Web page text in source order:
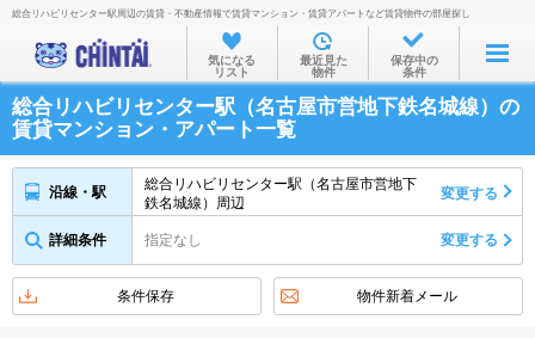
お部屋を探す
沿線・駅から
住所から
家賃相場から
不動産会社から
総合リハビリセンター駅周辺の賃貸・不動産情報で賃貸マンション・賃貸アパートなど賃貸物件の部屋探し
気になる
リスト
最近見た
物件
保存中の
条件
総合リハビリセンター駅（名古屋市営地下鉄名城線）の
賃貸マンション・アパート一覧
沿線・駅
総合リハビリセンター駅（名古屋市営地下
鉄名城線）周辺
変更する
詳細条件 指定なし 変更する
条件保存 物件新着メール